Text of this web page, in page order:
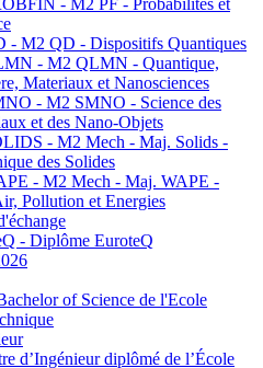
- M2 PF - Probabilités et
- M2 QD - Dispositifs Quantiques
- M2 QLMN - Quantique,
Materiaux et Nanosciences
- M2 SMNO - Science des
et des Nano-Objets
- M2 Mech - Maj. Solids -
des Solides
- M2 Mech - Maj. WAPE -
Pollution et Energies
- Diplôme EuroteQ
of Science de l'Ecole
d’Ingénieur diplômé de l’École